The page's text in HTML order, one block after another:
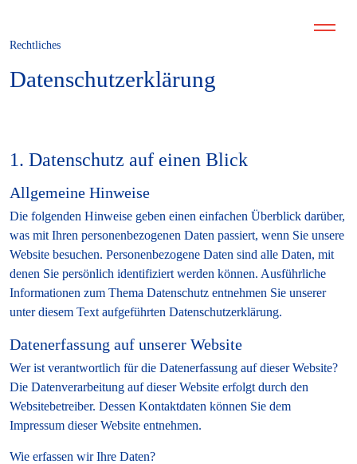
Rechtliches
Datenschutzerklärung
1. Datenschutz auf einen Blick
Allgemeine Hinweise
Die folgenden Hinweise geben einen einfachen Überblick darüber,
was mit Ihren personenbezogenen Daten passiert, wenn Sie unsere
Website besuchen. Personenbezogene Daten sind alle Daten, mit
denen Sie persönlich identifiziert werden können. Ausführliche
Informationen zum Thema Datenschutz entnehmen Sie unserer
unter diesem Text aufgeführten Datenschutzerklärung.
Datenerfassung auf unserer Website
Wer ist verantwortlich für die Datenerfassung auf dieser Website?
Die Datenverarbeitung auf dieser Website erfolgt durch den
Websitebetreiber. Dessen Kontaktdaten können Sie dem
Impressum dieser Website entnehmen.
Wie erfassen wir Ihre Daten?